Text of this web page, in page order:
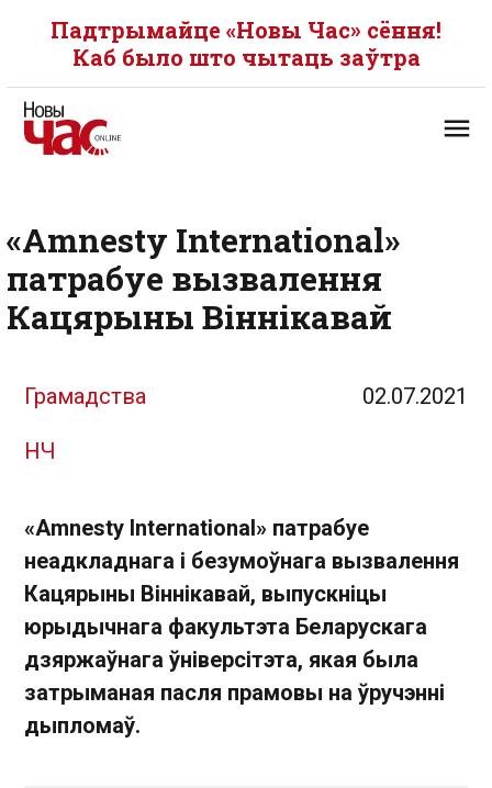
Падтрымайце «Новы Час» сёння!
Каб было што чытаць заўтра
«Amnesty International»
патрабуе вызвалення
Кацярыны Віннікавай
Грамадства 02.07.2021
НЧ
«Amnesty International» патрабуе
неадкладнага і безумоўнага вызвалення
Кацярыны Віннікавай, выпускніцы
юрыдычнага факультэта Беларускага
дзяржаўнага ўніверсітэта, якая была
затрыманая пасля прамовы на ўручэнні
дыпломаў.